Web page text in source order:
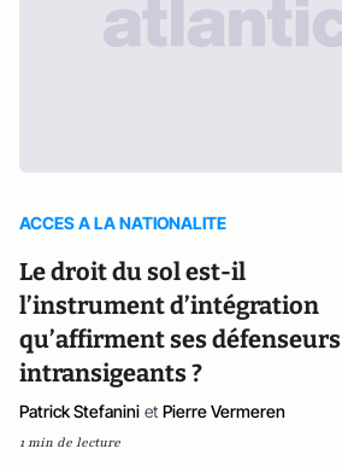
ACCES A LA NATIONALITE
Le droit du sol est-il
l’instrument d’intégration
qu’affirment ses défenseurs
intransigeants ?
Patrick Stefanini et Pierre Vermeren
1 min de lecture